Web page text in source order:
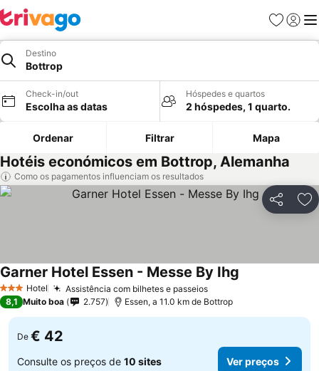
Favoritos
Iniciar
Destino
Bottrop
Check-in/out
Escolha as datas
Hóspedes e quartos
2 hóspedes, 1 quarto.
Ordenar Filtrar Mapa
Hotéis económicos em Bottrop, Alemanha
Como os pagamentos influenciam os resultados
Partilhar
3 EstrelasHotel Assistência com bilhetes e passeiosVer preços
Garner Hotel Essen - Messe By Ihg
8,1 Muito boa 2.757 Essen, a 11.0 km de Bottrop
De € 42
Consulte os preços de 10 sites Ver preços